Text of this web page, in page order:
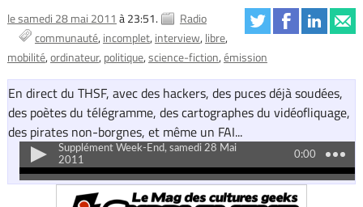
le samedi 28 mai 2011 à 23:51.
Radio
communauté incomplet interview libre
mobilité ordinateur politique science-fiction émission
En direct du THSF, avec des hackers, des puces déjà soudées,
des poètes du télégramme, des cartographes du vidéofliquage,
des pirates non-borgnes, et même un FAI...